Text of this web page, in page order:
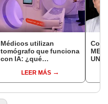
Médicos utilizan
tomógrafo que funciona
con IA: ¿qué
diagnosticar con este
aparato?
LEER MÁS
UNI